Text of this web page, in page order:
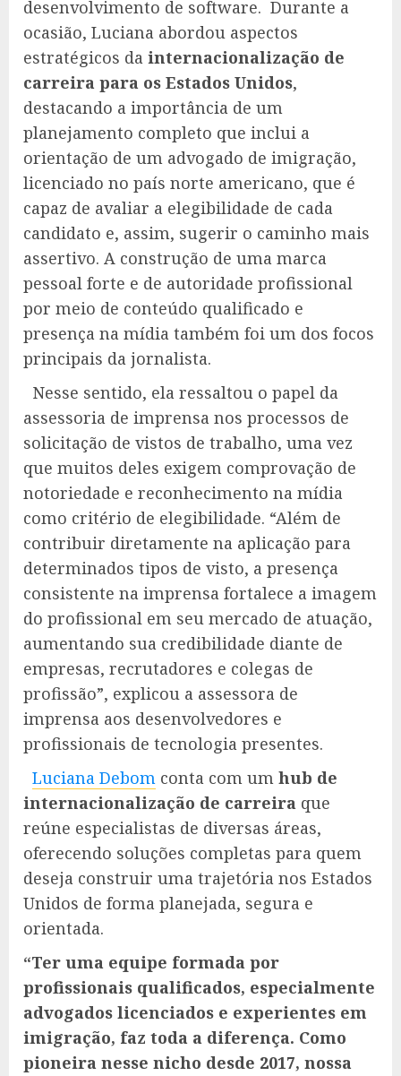
desenvolvimento de software. Durante a
ocasião, Luciana abordou aspectos
estratégicos da internacionalização de
carreira para os Estados Unidos,
destacando a importância de um
planejamento completo que inclui a
orientação de um advogado de imigração,
licenciado no país norte americano, que é
capaz de avaliar a elegibilidade de cada
candidato e, assim, sugerir o caminho mais
assertivo. A construção de uma marca
pessoal forte e de autoridade profissional
por meio de conteúdo qualificado e
presença na mídia também foi um dos focos
principais da jornalista.
Nesse sentido, ela ressaltou o papel da
assessoria de imprensa nos processos de
solicitação de vistos de trabalho, uma vez
que muitos deles exigem comprovação de
notoriedade e reconhecimento na mídia
como critério de elegibilidade. “Além de
contribuir diretamente na aplicação para
determinados tipos de visto, a presença
consistente na imprensa fortalece a imagem
do profissional em seu mercado de atuação,
aumentando sua credibilidade diante de
empresas, recrutadores e colegas de
profissão”, explicou a assessora de
imprensa aos desenvolvedores e
profissionais de tecnologia presentes.
Luciana Debom conta com um hub de
internacionalização de carreira que
reúne especialistas de diversas áreas,
oferecendo soluções completas para quem
deseja construir uma trajetória nos Estados
Unidos de forma planejada, segura e
orientada.
“Ter uma equipe formada por
profissionais qualificados, especialmente
advogados licenciados e experientes em
imigração, faz toda a diferença. Como
pioneira nesse nicho desde 2017, nossa